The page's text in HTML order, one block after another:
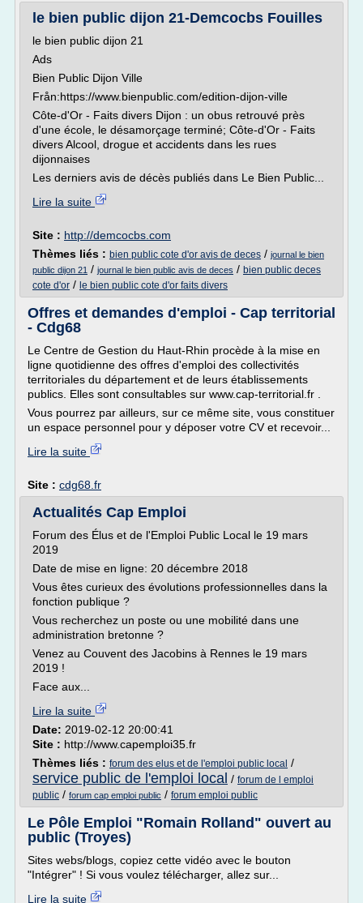
le bien public dijon 21-Demcocbs Fouilles
le bien public dijon 21
Ads
Bien Public Dijon Ville
Från:https://www.bienpublic.com/edition-dijon-ville
Côte-d'Or - Faits divers Dijon : un obus retrouvé près
d'une école, le désamorçage terminé; Côte-d'Or - Faits
divers Alcool, drogue et accidents dans les rues
dijonnaises
Les derniers avis de décès publiés dans Le Bien Public...
Lire la suite
Site : http://demcocbs.com
Thèmes liés : bien public cote d'or avis de deces / journal le bien
public dijon 21 / journal le bien public avis de deces / bien public deces
cote d'or / le bien public cote d'or faits divers
Offres et demandes d'emploi - Cap territorial
- Cdg68
Le Centre de Gestion du Haut-Rhin procède à la mise en
ligne quotidienne des offres d'emploi des collectivités
territoriales du département et de leurs établissements
publics. Elles sont consultables sur www.cap-territorial.fr .
Vous pourrez par ailleurs, sur ce même site, vous constituer
un espace personnel pour y déposer votre CV et recevoir...
Lire la suite
Site : cdg68.fr
Actualités Cap Emploi
Forum des Élus et de l'Emploi Public Local le 19 mars
2019
Date de mise en ligne: 20 décembre 2018
Vous êtes curieux des évolutions professionnelles dans la
fonction publique ?
Vous recherchez un poste ou une mobilité dans une
administration bretonne ?
Venez au Couvent des Jacobins à Rennes le 19 mars
2019 !
Face aux...
Lire la suite
Date: 2019-02-12 20:00:41
Site : http://www.capemploi35.fr
Thèmes liés : forum des elus et de l'emploi public local /
service public de l'emploi local / forum de l emploi
public / forum cap emploi public / forum emploi public
Le Pôle Emploi "Romain Rolland" ouvert au
public (Troyes)
Sites webs/blogs, copiez cette vidéo avec le bouton
"Intégrer" ! Si vous voulez télécharger, allez sur...
Lire la suite